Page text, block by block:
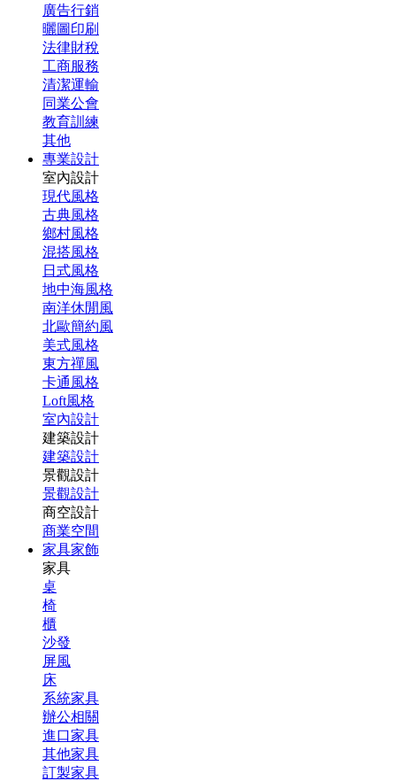
廣告行銷
曬圖印刷
法律財稅
工商服務
清潔運輸
同業公會
教育訓練
其他
專業設計
室內設計
現代風格
古典風格
鄉村風格
混搭風格
日式風格
地中海風格
南洋休閒風
北歐簡約風
美式風格
東方禪風
卡通風格
Loft風格
室內設計
建築設計
建築設計
景觀設計
景觀設計
商空設計
商業空間
家具家飾
家具
桌
椅
櫃
沙發
屏風
床
系統家具
辦公相關
進口家具
其他家具
訂製家具